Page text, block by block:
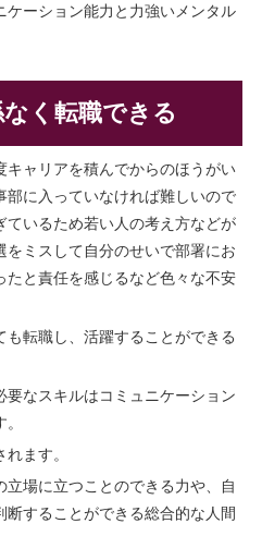
ケーション能力と力強いメンタル
く転職できる
キャリアを積んでからのほうがい
部に入っていなければ難しいので
ているため若い人の考え方などが
をミスして自分のせいで部署にお
たと責任を感じるなど色々な不安
も転職し、活躍することができる
要なスキルはコミュニケーション
ます。
立場に立つことのできる力や、自
することができる総合的な人間